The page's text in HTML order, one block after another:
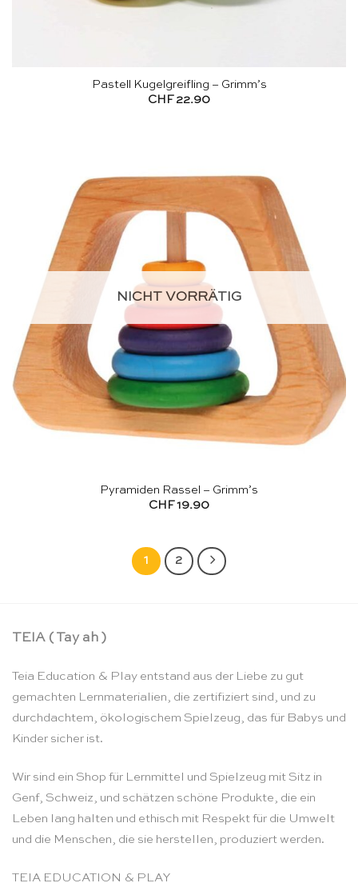
Pastell Kugelgreifling – Grimm’s
CHF 22.90
NICHT VORRÄTIG
Pyramiden Rassel – Grimm’s
CHF 19.90
1 2
TEIA ( Tay ah )
Teia Education & Play entstand aus der Liebe zu gut
gemachten Lernmaterialien, die zertifiziert sind, und zu
durchdachtem, ökologischem Spielzeug, das für Babys und
Kinder sicher ist.
Wir sind ein Shop für Lernmittel und Spielzeug mit Sitz in
Genf, Schweiz, und schätzen schöne Produkte, die ein
Leben lang halten und ethisch mit Respekt für die Umwelt
und die Menschen, die sie herstellen, produziert werden.
TEIA EDUCATION & PLAY